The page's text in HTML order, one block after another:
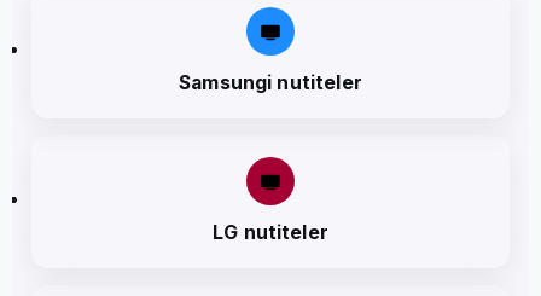
Samsungi nutiteler
LG nutiteler